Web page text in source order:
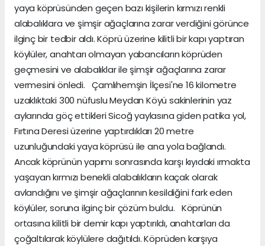
yaya köprüsünden geçen bazı kişilerin kırmızı renkli
alabalıklara ve şimşir ağaçlarına zarar verdiğini görünce
ilginç bir tedbir aldı. Köprü üzerine kilitli bir kapı yaptıran
köylüler, anahtarı olmayan yabancıların köprüden
geçmesini ve alabalıklar ile şimşir ağaçlarına zarar
vermesini önledi. Çamlıhemşin İlçesi'ne 16 kilometre
uzaklıktaki 300 nüfuslu Meydan Köyü sakinlerinin yaz
aylarında göç ettikleri Sicoğ yaylasına giden patika yol,
Fırtına Deresi üzerine yaptırdıkları 20 metre
uzunluğundaki yaya köprüsü ile ana yola bağlandı.
Ancak köprünün yapımı sonrasında karşı kıyıdaki ırmakta
yaşayan kırmızı benekli alabalıkların kaçak olarak
avlandığını ve şimşir ağaçlarının kesildiğini fark eden
köylüler, soruna ilginç bir çözüm buldu. Köprünün
ortasına kilitli bir demir kapı yaptırıldı, anahtarları da
çoğaltılarak köylülere dağıtıldı. Köprüden karşıya